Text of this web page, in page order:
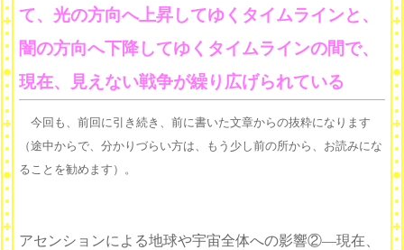
て、光の方向へ上昇してゆくタイムラインと、
闇の方向へ下降してゆくタイムラインの間で、
現在、見えない戦争が繰り広げられている
今回も、前回に引き続き、前に書いた文章からの抜粋になります
（途中からで、分かりづらい方は、もう少し前の所から、お読みにな
ることを勧めます）。
アセンションによる地球や宇宙全体への影響②―現在、